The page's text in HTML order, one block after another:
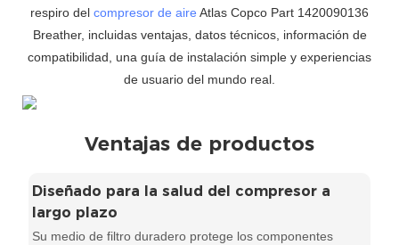
respiro del compresor de aire Atlas Copco Part 1420090136
Breather, incluidas ventajas, datos técnicos, información de
compatibilidad, una guía de instalación simple y experiencias
de usuario del mundo real.
Ventajas de productos
Diseñado para la salud del compresor a
largo plazo
Su medio de filtro duradero protege los componentes